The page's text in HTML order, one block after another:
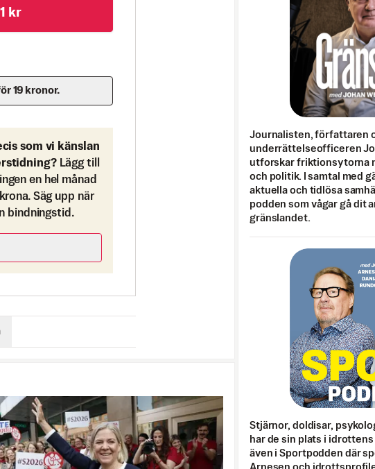
kr
19 kronor.
som vi känslan
Lägg till
en hel månad
Säg upp när
bindningstid.
Journalisten, författaren
underrättelseofficeren
utforskar friktionsytorna
och politik. I samtal med
aktuella och tidlösa
podden som vågar gå dit
gränslandet.
Stjärnor, doldisar,
har de sin plats i
även i Sportpodden där